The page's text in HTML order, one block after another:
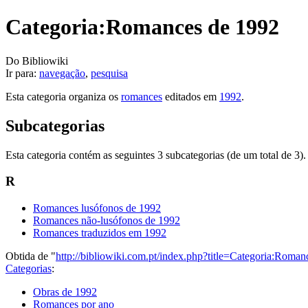
Categoria:Romances de 1992
Do Bibliowiki
Ir para: navegação, pesquisa
Esta categoria organiza os romances editados em 1992.
Subcategorias
Esta categoria contém as seguintes 3 subcategorias (de um total de 3).
R
Romances lusófonos de 1992
Romances não-lusófonos de 1992
Romances traduzidos em 1992
Obtida de "http://bibliowiki.com.pt/
Categorias:
Obras de 1992
Romances por ano